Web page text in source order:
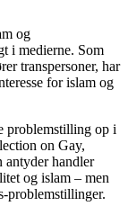
og
i medierne. Som
transpersoner, har
for islam og
problemstilling op i
on Gay,
antyder handler
og islam – men
problemstillinger.